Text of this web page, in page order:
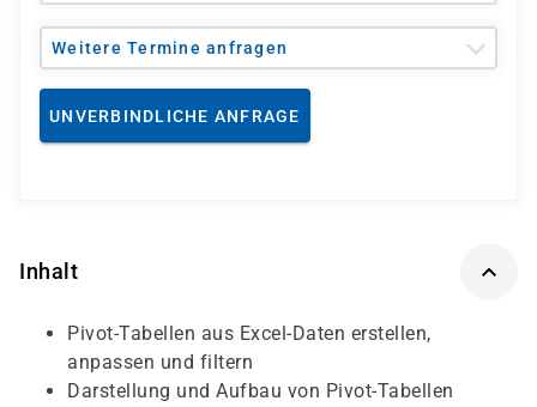
Weitere Termine anfragen
UNVERBINDLICHE ANFRAGE
Inhalt
Pivot-Tabellen aus Excel-Daten erstellen,
anpassen und filtern
Darstellung und Aufbau von Pivot-Tabellen